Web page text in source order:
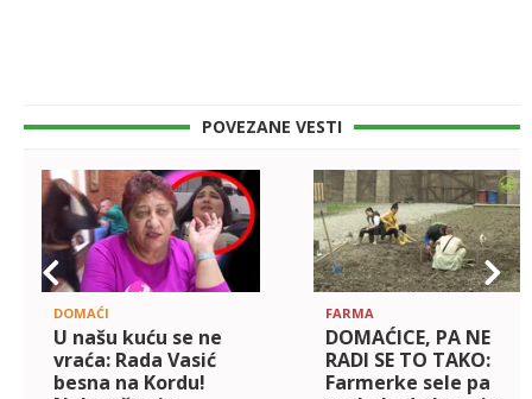
POVEZANE VESTI
DOMAĆI
U našu kuću se ne
vraća: Rada Vasić
besna na Kordu!
FARMA
DOMAĆICE, PA NE
RADI SE TO TAKO:
Farmerke sele pa